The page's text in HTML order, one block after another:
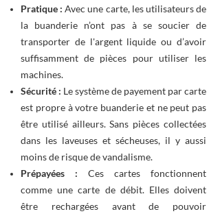
Pratique : Avec une carte, les utilisateurs de
la buanderie n’ont pas à se soucier de
transporter de l'argent liquide ou d’avoir
suffisamment de pièces pour utiliser les
machines.
Sécurité : Le système de payement par carte
est propre à votre buanderie et ne peut pas
être utilisé ailleurs. Sans pièces collectées
dans les laveuses et sécheuses, il y aussi
moins de risque de vandalisme.
Prépayées : Ces cartes fonctionnent
comme une carte de débit. Elles doivent
être rechargées avant de pouvoir